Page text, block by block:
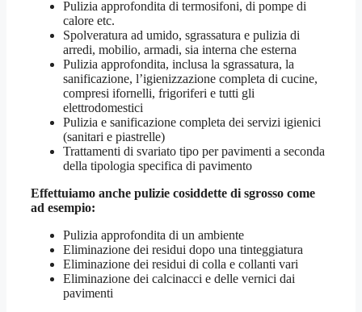
Pulizia approfondita di termosifoni, di pompe di
calore etc.
Spolveratura ad umido, sgrassatura e pulizia di
arredi, mobilio, armadi, sia interna che esterna
Pulizia approfondita, inclusa la sgrassatura, la
sanificazione, l’igienizzazione completa di cucine,
compresi ifornelli, frigoriferi e tutti gli
elettrodomestici
Pulizia e sanificazione completa dei servizi igienici
(sanitari e piastrelle)
Trattamenti di svariato tipo per pavimenti a seconda
della tipologia specifica di pavimento
Effettuiamo anche pulizie cosiddette di sgrosso come
ad esempio:
Pulizia approfondita di un ambiente
Eliminazione dei residui dopo una tinteggiatura
Eliminazione dei residui di colla e collanti vari
Eliminazione dei calcinacci e delle vernici dai
pavimenti